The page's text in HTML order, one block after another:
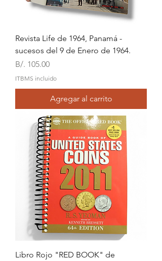
Revista Life de 1964, Panamá -
sucesos del 9 de Enero de 1964.
Precio
B/. 105.00
ITBMS incluido
Agregar al carrito
Libro Rojo "RED BOOK" de